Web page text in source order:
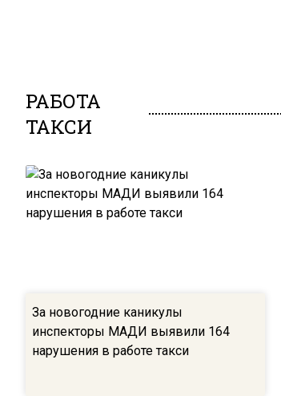
РАБОТА
ТАКСИ
За новогодние каникулы
инспекторы МАДИ выявили 164
нарушения в работе такси